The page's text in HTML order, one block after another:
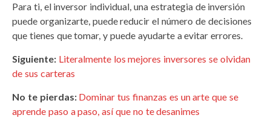
Para ti, el inversor individual, una estrategia de inversión
puede organizarte, puede reducir el número de decisiones
que tienes que tomar, y puede ayudarte a evitar errores.
Siguiente: Literalmente los mejores inversores se olvidan
de sus carteras
No te pierdas: Dominar tus finanzas es un arte que se
aprende paso a paso, así que no te desanimes